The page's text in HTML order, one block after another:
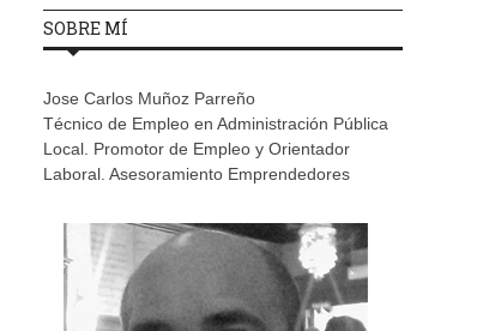
SOBRE MÍ
Jose Carlos Muñoz Parreño
Técnico de Empleo en Administración Pública
Local. Promotor de Empleo y Orientador
Laboral. Asesoramiento Emprendedores